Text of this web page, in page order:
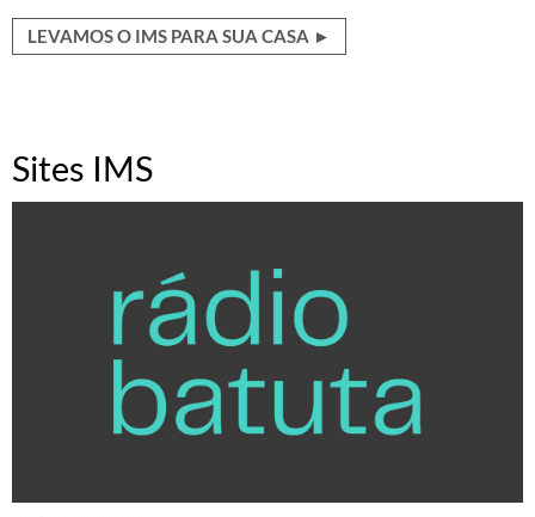
LEVAMOS O IMS PARA SUA CASA ►
Sites IMS